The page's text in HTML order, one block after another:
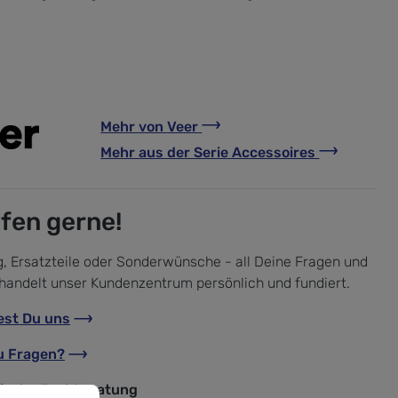
Mehr vonVeer
Mehr aus der SerieAccessoires
gerne!
Ersatzteile oder Sonderwünsche - all Deine Fragen und
unser Kundenzentrum persönlich und fundiert.
Du uns
Fragen?
Fachberatung
Mehr Informationen ...